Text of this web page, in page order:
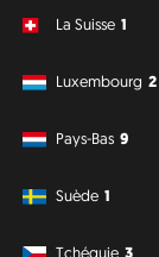
La Suisse 1
Luxembourg 2
Pays-Bas 9
Suède 1
Tchéquie 3